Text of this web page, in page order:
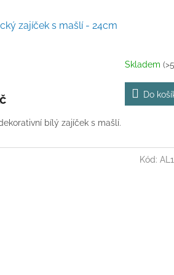
zajíček s mašlí - 24cm
Skladem
Do
bílý zajíček s mašlí.
Kód: